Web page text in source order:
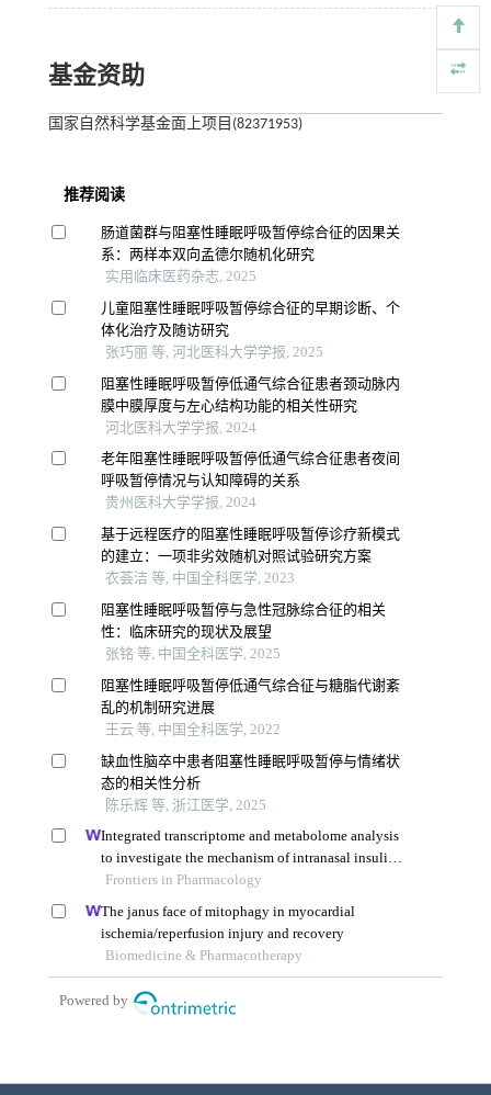
基金资助
国家自然科学基金面上项目(82371953)